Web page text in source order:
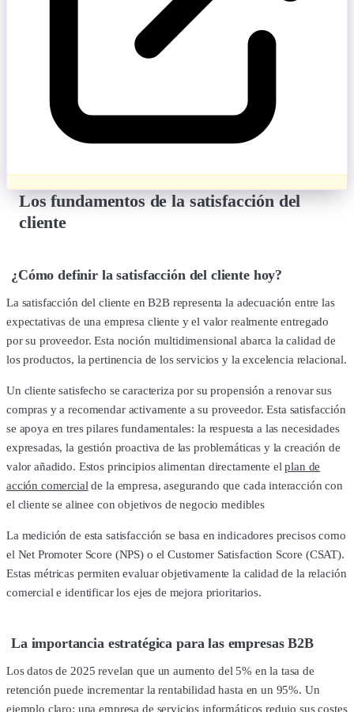
Los fundamentos de la satisfacción del
cliente
¿Cómo definir la satisfacción del cliente hoy?
La satisfacción del cliente en B2B representa la adecuación entre las
expectativas de una empresa cliente y el valor realmente entregado
por su proveedor. Esta noción multidimensional abarca la calidad de
los productos, la pertinencia de los servicios y la excelencia relacional.
Un cliente satisfecho se caracteriza por su propensión a renovar sus
compras y a recomendar activamente a su proveedor. Esta satisfacción
se apoya en tres pilares fundamentales: la respuesta a las necesidades
expresadas, la gestión proactiva de las problemáticas y la creación de
valor añadido. Estos principios alimentan directamente elplan de
acción comercial de la empresa, asegurando que cada interacción con
el cliente se alinee con objetivos de negocio medibles
La medición de esta satisfacción se basa en indicadores precisos como
el Net Promoter Score (NPS) o el Customer Satisfaction Score (CSAT).
Estas métricas permiten evaluar objetivamente la calidad de la relación
comercial e identificar los ejes de mejora prioritarios.
La importancia estratégica para las empresas B2B
Los datos de 2025 revelan que un aumento del 5% en la tasa de
retención puede incrementar la rentabilidad hasta en un 95%. Un
ejemplo claro: una empresa de servicios informáticos redujo sus costes